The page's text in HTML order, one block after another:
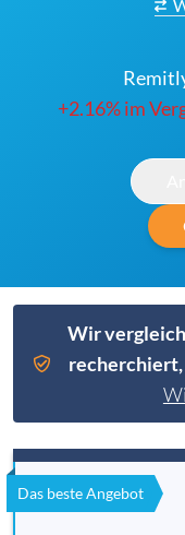
+2.16% im
Wir
recherchiert,
Das beste Angebot